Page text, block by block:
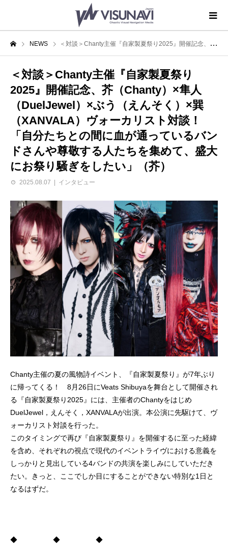
NEWS ＜対談＞Chanty主催『自家製夏祭り2025』開催記念、芥（Chanty）×隼人（DuelJewel）×ぶう（えんそく）×巽（XANVALA）ヴォーカリスト対談！「自分たちとの間に血が通っているバンドさんや尊敬する人たちを集めて、盛大にお祭り騒ぎをしたい」（芥）
＜対談＞Chanty主催『自家製夏祭り
2025』開催記念、芥（Chanty）×隼人
（DuelJewel）×ぶう（えんそく）×巽
（XANVALA）ヴォーカリスト対談！
「自分たちとの間に血が通っているバン
ドさんや尊敬する人たちを集めて、盛大
にお祭り騒ぎをしたい」（芥）
2025.08.07 インタビュー
Chanty主催の夏の風物詩イベント、『自家製夏祭り』が7年ぶり
に帰ってくる！ 8月26日にVeats Shibuyaを舞台として開催され
る『自家製夏祭り2025』には、主催者のChantyをはじめ
DuelJewel，えんそく，XANVALAが出演。本公演に先駆けて、ヴ
ォーカリスト対談を行った。
このタイミングで再び『自家製夏祭り』を開催するに至った経緯
を含め、それぞれの視点で現代のイベントライヴにおける意義を
しっかりと見出している4バンドの共演を楽しみにしていただき
たい。きっと、ここでしか目にすることができない特別な1日と
なるはずだ。
◆ ◆ ◆